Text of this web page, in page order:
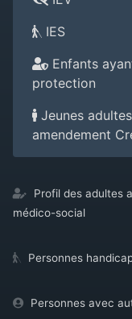
IES
Enfants
protection
Jeunes
amendement
Profil des adultes
médico-social
Personnes
Personnes avec